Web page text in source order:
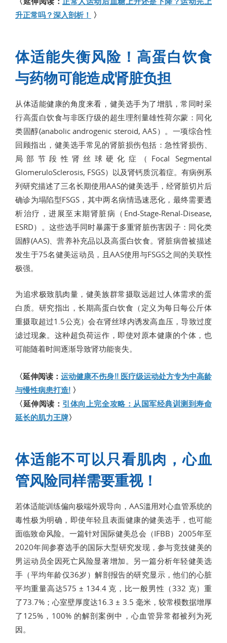
升正常吗？深入剖析！ 〉
体适能失衡风险！高蛋白饮食
与药物可能造成肾脏负担
从体适能健康的角度来看，健美选手为了增肌，常同时采
行高蛋白饮食与非医疗级的超生理剂量雄性荷尔蒙：同化
类固醇(anabolic androgenic steroid, AAS）。一项综合性
回顾指出，健美选手常见的肾脏损伤包括：急性肾损伤、
局部节段性肾丝球硬化症（Focal Segmental
GlomeruloSclerosis, FSGS）以及肾钙质沉着症。有病例系
列研究描述了三名长期使用AAS的健美选手，经肾脏切片后
确诊为塌陷型FSGS，其中两名病情迅速恶化，最终需要透
析治疗，进展至末期肾脏病（End-Stage-Renal-Disease,
ESRD）。这些选手同时暴露于多重肾脏伤害因子：同化类
固醇(AAS)、营养补充品以及高蛋白饮食。肾脏病曾被描述
发生于75名健美运动员，且AAS使用与FSGS之间的关联性
极强。
为追求极致肌肉量，健美族群常摄取远超过人体需求的蛋
白质。研究指出，长期高蛋白饮食（定义为每日每公斤体
重摄取超过1.5公克）会在肾丝球内诱发高血压，导致过度
滤过现象。这种超负荷运作，即使对原本健康的个体，也
可能随着时间逐渐导致肾功能丧失。
〈延伸阅读：运动健康不伤身!! 医疗级运动处方专为中高龄
与慢性病患打造! 〉
〈延伸阅读： 引体向上完全攻略：从国军经典训测到寿命
延长的肌力王牌〉
体适能不可以只看肌肉，心血
管风险同样需要重视！
若体适能训练偏向极端外观导向，AAS滥用对心血管系统的
毒性极为明确，即使年轻且表面健康的健美选手，也可能
面临致命风险。一篇针对国际健美总会（IFBB）2005年至
2020年间参赛选手的国际大型研究发现，参与竞技健美的
男运动员全因死亡风险显著增加。另一篇分析年轻健美选
手（平均年龄仅36岁）解剖报告的研究显示，他们的心脏
平均重量高达575 ± 134.4 克，比一般男性（332 克）重
了73.7%；心室壁厚度达16.3 ± 3.5 毫米，较常模数据增厚
了125%，100% 的解剖案例中，心血管异常都被列为死
因。